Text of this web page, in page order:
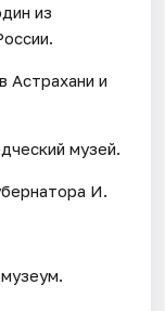
из
Астрахани и
музей.
И.